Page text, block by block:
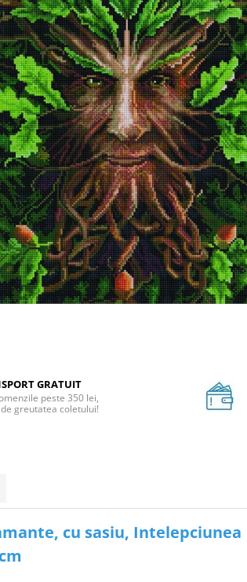
GRATUIT
peste 350 lei,
greutatea coletului!
cu sasiu, Intelepciunea